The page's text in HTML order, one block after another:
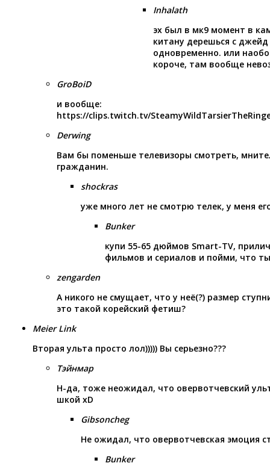
Inhalath
эх был в мк9 момент в
китану дерешься с
одновременно. или
короче, там вообще
GroBoiD
и вообще:
https://clips.twitch.tv/
Derwing
Вам бы поменьше телевизоры смотреть,
гражданин.
shockras
уже много лет не смотрю телек, у меня
Bunker
купи 55-65 дюймов Smart-TV,
фильмов и сериалов и пойми, что
zengarden
А никого не смущает, что у неё(?) размер
это такой корейский фетиш?
Meier Link
Вторая ульта просто лол))))) Вы серьезно???
Тэйнмар
Н-да, тоже неожидал, что овервотчевский
шкой хD
Gibsoncheg
Не ожидал, что овервотчевская эмоция
Bunker